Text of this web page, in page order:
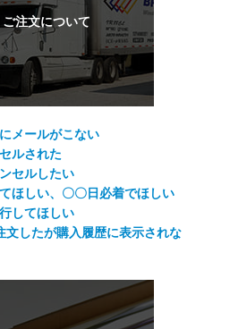
メールがこない
ルされた
セルしたい
ほしい、〇〇日必着でほしい
してほしい
文したが購入履歴に表示されな